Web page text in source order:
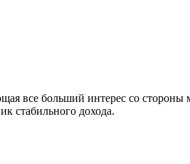
все больший интерес со стороны
стабильного дохода.